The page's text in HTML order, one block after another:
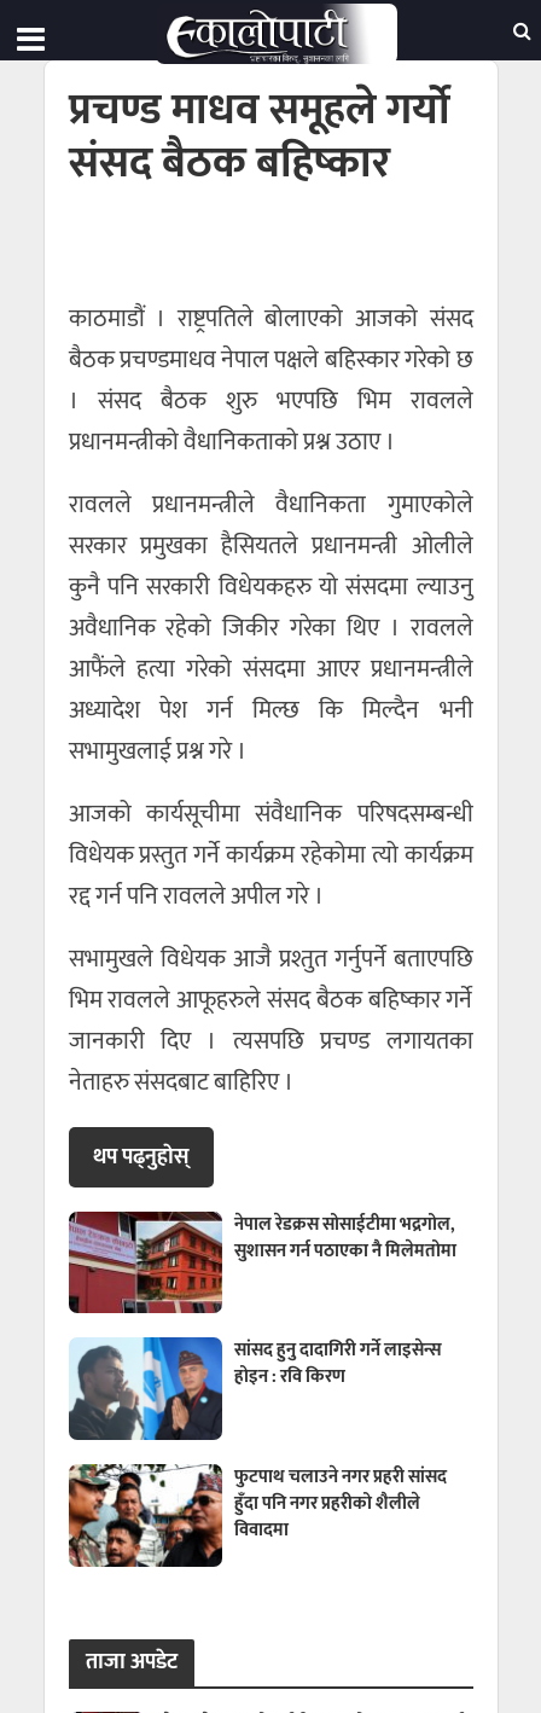
प्रचण्ड माधव समूहले गर्यो
संसद बैठक बहिष्कार
काठमाडौं । राष्ट्रपतिले बोलाएको आजको संसद
बैठक प्रचण्डमाधव नेपाल पक्षले बहिस्कार गरेको छ
। संसद बैठक शुरु भएपछि भिम रावलले
प्रधानमन्त्रीको वैधानिकताको प्रश्न उठाए ।
रावलले प्रधानमन्त्रीले वैधानिकता गुमाएकोले
सरकार प्रमुखका हैसियतले प्रधानमन्त्री ओलीले
कुनै पनि सरकारी विधेयकहरु यो संसदमा ल्याउनु
अवैधानिक रहेको जिकीर गरेका थिए । रावलले
आफैंले हत्या गरेको संसदमा आएर प्रधानमन्त्रीले
अध्यादेश पेश गर्न मिल्छ कि मिल्दैन भनी
सभामुखलाई प्रश्न गरे ।
आजको कार्यसूचीमा संवैधानिक परिषदसम्बन्धी
विधेयक प्रस्तुत गर्ने कार्यक्रम रहेकोमा त्यो कार्यक्रम
रद्द गर्न पनि रावलले अपील गरे ।
सभामुखले विधेयक आजै प्रश्तुत गर्नुपर्ने बताएपछि
भिम रावलले आफूहरुले संसद बैठक बहिष्कार गर्ने
जानकारी दिए । त्यसपछि प्रचण्ड लगायतका
नेताहरु संसदबाट बाहिरिए ।
थप पढ्नुहाेस्
नेपाल रेडक्रस सोसाईटीमा भद्रगोल,
सुशासन गर्न पठाएका नै मिलेमतोमा
सांसद हुनु दादागिरी गर्ने लाइसेन्स
होइन : रवि किरण
फुटपाथ चलाउने नगर प्रहरी सांसद
हुँदा पनि नगर प्रहरीको शैलीले
विवादमा
ताजा अपडेट